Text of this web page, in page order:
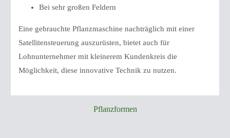
Bei sehr großen Feldern
Eine gebrauchte Pflanzmaschine nachträglich mit einer
Satellitensteuerung auszurüsten, bietet auch für
Lohnunternehmer mit kleinerem Kundenkreis die
Möglichkeit, diese innovative Technik zu nutzen.
Pflanzformen